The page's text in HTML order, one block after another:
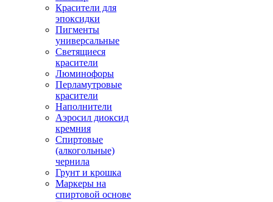
Красители для
эпоксидки
Пигменты
универсальные
Светящиеся
красители
Люминофоры
Перламутровые
красители
Наполнители
Аэросил диоксид
кремния
Спиртовые
(алкогольные)
чернила
Грунт и крошка
Маркеры на
спиртовой основе